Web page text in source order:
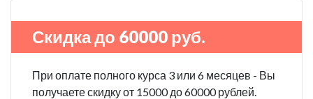
Скидка до 60000 руб.
При оплате полного курса 3 или 6 месяцев - Вы
получаете скидку от 15000 до 60000 рублей.